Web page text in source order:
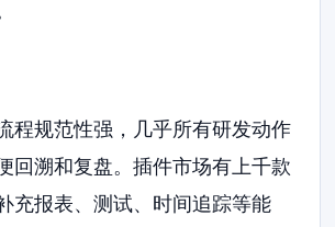
程规范性强，几乎所有研发动作
回溯和复盘。插件市场有上千款
充报表、测试、时间追踪等能